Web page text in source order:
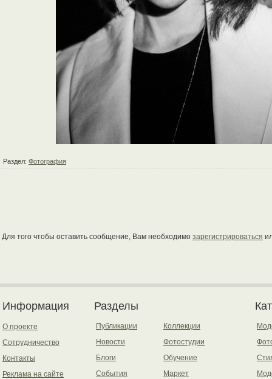
Раздел: Фотография
Для того чтобы оставить сообщение, Вам необходимо зарегистрироваться
Информация
О проекте
Сотрудничество
Контакты
Реклама на сайте
Разделы
Публикации
Новости
Блоги
События
Коллекции
Фотостудии
Обучение
Маркет